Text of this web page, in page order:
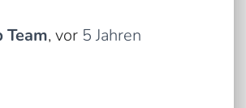
Team, vor 5 Jahren